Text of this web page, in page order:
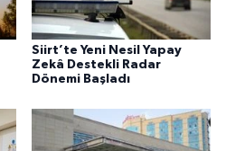
Siirt’te Yeni Nesil Yapay
Zekâ Destekli Radar
Dönemi Başladı